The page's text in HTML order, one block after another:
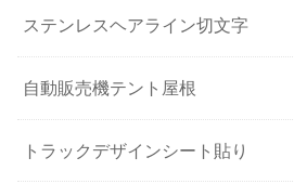
ステンレスヘアライン切文字
自動販売機テント屋根
トラックデザインシート貼り